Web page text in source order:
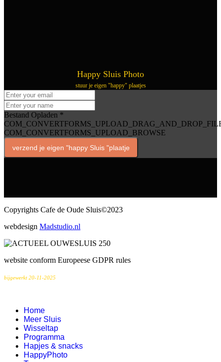
Happy Sluis Photo
stuur je eigen "happy" plaatjes
Bestand Opladen *
COM_CONVERTFORMS_UPLOAD_BROWSE
verzend je eigen "happy Sluis "plaatje
Copyrights Cafe de Oude Sluis©2023
webdesign Madstudio.nl
website conform Europeese GDPR rules
bijgewerkt 20-11-2025
Home
Meer Sluis
Wisseltap
Programma
Hapjes & snacks
HappyPhoto